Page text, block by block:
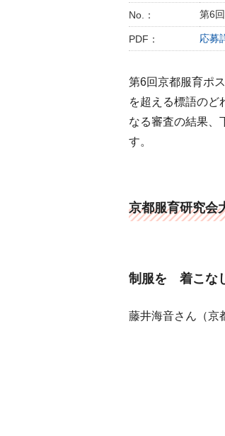
No.： 第6
PDF： 応募
第6回京都服育ポ
を超える標語のど
なる審査の結果、
す。
京都服育研究会
制服を 着こな
藤井海音さん（京